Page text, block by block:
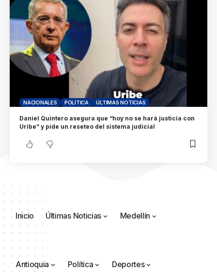
NACIONALES POLÍTICA ÚLTIMAS NOTICIAS
Daniel Quintero asegura que “hoy no se hará justicia con
Uribe” y pide un reseteo del sistema judicial
Inicio Últimas Noticias Medellín
Antioquia Política Deportes